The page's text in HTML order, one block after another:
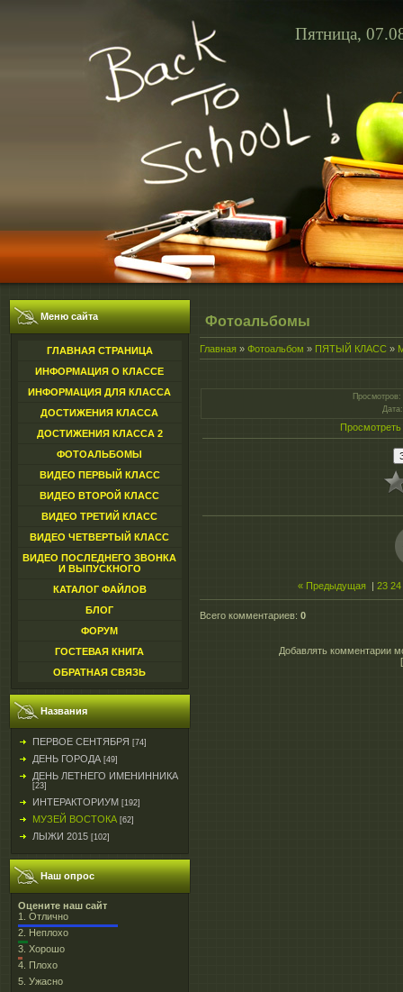
Пятница,
Меню сайта
ГЛАВНАЯ СТРАНИЦА
ИНФОРМАЦИЯ О КЛАССЕ
ИНФОРМАЦИЯ ДЛЯ КЛАССА
ДОСТИЖЕНИЯ КЛАССА
ДОСТИЖЕНИЯ КЛАССА 2
ФОТОАЛЬБОМЫ
ВИДЕО ПЕРВЫЙ КЛАСС
ВИДЕО ВТОРОЙ КЛАСС
ВИДЕО ТРЕТИЙ КЛАСС
ВИДЕО ЧЕТВЕРТЫЙ КЛАСС
ВИДЕО ПОСЛЕДНЕГО ЗВОНКА
И ВЫПУСКНОГО
КАТАЛОГ ФАЙЛОВ
БЛОГ
ФОРУМ
ГОСТЕВАЯ КНИГА
ОБРАТНАЯ СВЯЗЬ
Названия
ПЕРВОЕ СЕНТЯБРЯ [74]
ДЕНЬ ГОРОДА [49]
ДЕНЬ ЛЕТНЕГО ИМЕНИННИКА
[23]
ИНТЕРАКТОРИУМ [192]
МУЗЕЙ ВОСТОКА [62]
ЛЫЖИ 2015 [102]
Наш опрос
Оцените наш сайт
1. Отлично
2. Неплохо
3. Хорошо
4. Плохо
5. Ужасно
Фотоальбомы
Главная » Фотоальбом » ПЯТЫЙ КЛАСС »
Просмотров:
Дата
« Предыдущая 23 24
Всего комментариев: 0
Добавлять комментарии